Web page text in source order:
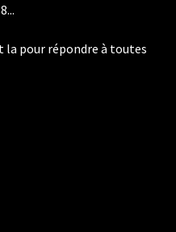
la pour répondre à toutes